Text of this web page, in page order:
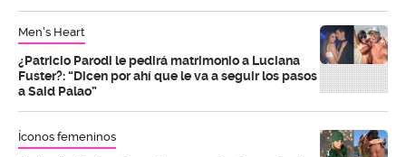
Men's Heart
¿Patricio Parodi le pedirá matrimonio a Luciana
Fuster?: “Dicen por ahí que le va a seguir los pasos
a Said Palao”
Íconos femeninos